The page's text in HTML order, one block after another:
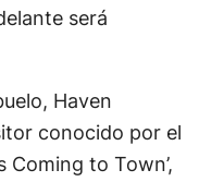
será
Haven
conocido por el
Coming to Town’,